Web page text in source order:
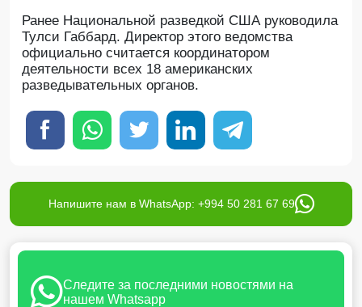
Ранее Национальной разведкой США руководила
Тулси Габбард. Директор этого ведомства
официально считается координатором
деятельности всех 18 американских
разведывательных органов.
Напишите нам в WhatsApp: +994 50 281 67 69
Следите за последними новостями на
нашем Whatsapp